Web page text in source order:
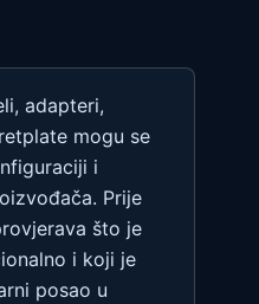
adapteri,
mogu se
i
Prije
što je
i koji je
posao u